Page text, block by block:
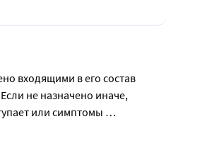
входящими в его состав
не назначено иначе,
или симптомы
тому способу